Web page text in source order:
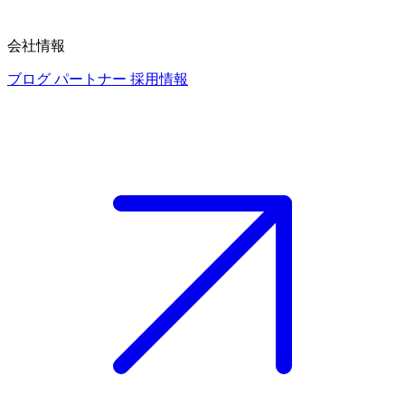
会社情報
ブログ パートナー 採用情報